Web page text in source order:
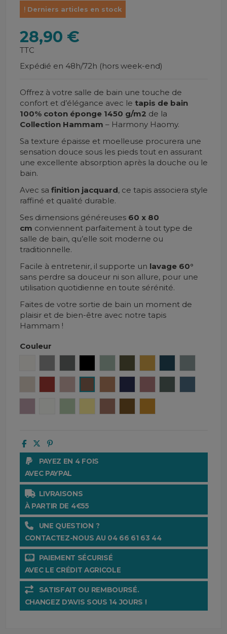
Derniers articles en stock
28,90 €
TTC
Expédié en 48h/72h (hors week-end)
Offrez à votre salle de bain une touche de
confort et d’élégance avec le tapis de bain
100% coton éponge 1450 g/m2 de la
Collection Hammam – Harmony Haomy.
Sa texture épaisse et moelleuse procurera une
sensation douce sous les pieds tout en assurant
une excellente absorption après la douche ou le
bain.
Avec sa finition jacquard, ce tapis associera style
raffiné et qualité durable.
Ses dimensions généreuses 60 x 80
cm conviennent parfaitement à tout type de
salle de bain, qu’elle soit moderne ou
traditionnelle.
Facile à entretenir, il supporte un lavage 60°
sans perdre sa douceur ni son allure, pour une
utilisation quotidienne en toute sérénité.
Faites de votre sortie de bain un moment de
plaisir et de bien-être avec notre tapis
Hammam !
Couleur
PAYEZ EN 4 FOIS
AVEC PAYPAL
LIVRAISONS
À PARTIR DE 4€55
UNE QUESTION ?
CONTACTEZ-NOUS AU 04 66 61 63 44
PAIEMENT SÉCURISÉ
AVEC LE CRÉDIT AGRICOLE
SATISFAIT OU REMBOURSÉ.
CHANGEZ D'AVIS SOUS 14 JOURS !